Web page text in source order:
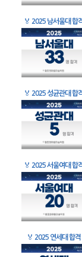
🏅 2025 남서울대 합
🏅 2025 성균관대 합
🏅 2025 서울여대 합
🏅 2025 연세대 합격